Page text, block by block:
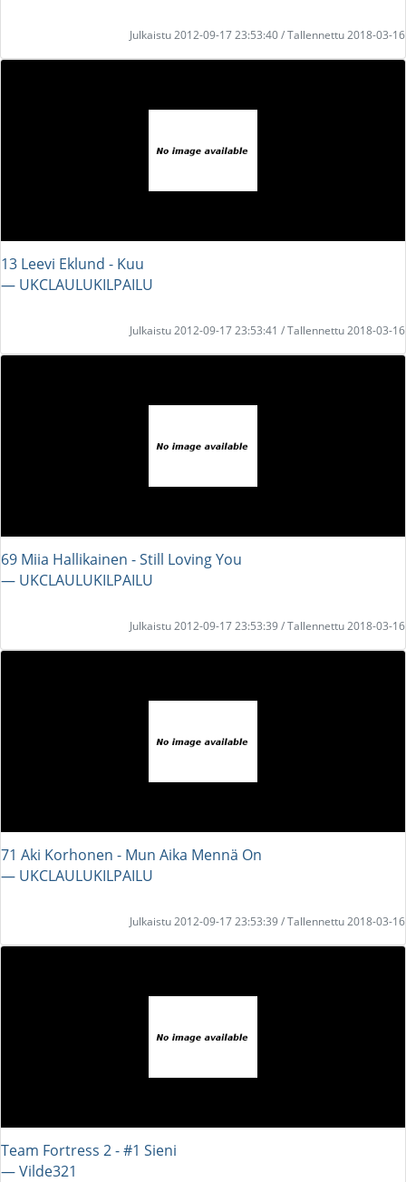
Julkaistu 2012-09-17 23:53:40 / Tallennettu 2018-03-16
13 Leevi Eklund - Kuu
― UKCLAULUKILPAILU
Julkaistu 2012-09-17 23:53:41 / Tallennettu 2018-03-16
69 Miia Hallikainen - Still Loving You
― UKCLAULUKILPAILU
Julkaistu 2012-09-17 23:53:39 / Tallennettu 2018-03-16
71 Aki Korhonen - Mun Aika Mennä On
― UKCLAULUKILPAILU
Julkaistu 2012-09-17 23:53:39 / Tallennettu 2018-03-16
Team Fortress 2 - #1 Sieni
― Vilde321